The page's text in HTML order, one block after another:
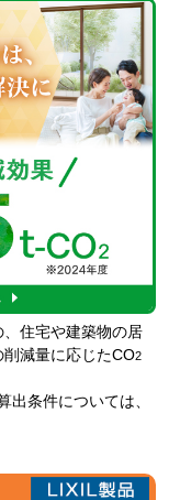
住宅や建築物の居
減量に応じたCO2
出条件については、